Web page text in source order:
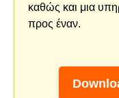
καθώς και μια
προς έναν.